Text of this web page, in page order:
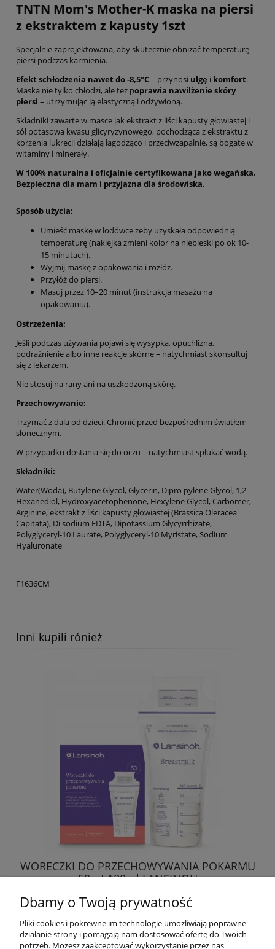
TNTN Mom's Mother-K maska na piersi
z ekstraktem z kapusty 1szt
Specjalnie zaprojektowana, aby skutecznie obniżać temperaturę
piersi podczas karmienia.
Efekt schłodzenia nawet do -8,5°C– przynosi ulgę i komfort.
Maska nie tylko chłodzi, ale też poprawia nawilżenie skóry
piersi – utrzymując ją elastyczną i odżywioną.
Składniki zawarte w masce jak ekstrakt z liści kapusty głowiastej i
sól potasowa kwasu glicyryzynowego, pochodząca z ekstraktu z
korzenia lukrecji działają łagodząco i przeciwzapalnie, są bogate w
witaminy i minerały.
W 100% naturalna i oficjalnie certyfikowana jako wegańska.
Bezpieczna dla mam i przyjazna dla środowiska.
Sposób użycia:
Umieść maskę w lodówce żeby uzyskała odpowiednią
temperaturę (naklejka zmieni kolor na niebieski po ok 10-
15 minutach).
Wyjmij maskę z opakowania i rozłóż.
Przyłóż do piersi.
Masuj przez 10–20 minut (instrukcja masażu na
opakowaniu).
Ostrzeżenia:
Jeśli podczas używania pojawi się wysypka, opuchlizna,
podrażnienie albo inne reakcje skórne – natychmiast skonsultuj
się z lekarzem.
Nie stosuj na rany ani na uszkodzoną skórę.
Przechowywanie:
Trzymać z dala od dzieci. Chronić przed bezpośrednim światłem
słonecznym.
W przypadku dostania się do oczu – natychmiast spłukać wodą.
Składniki:
Water(Woda), Butylene Glycol, Glycerin, Dipro pylene Glycol, 1,2-
Hexanediol, Hydroxyacetophenone, Hexylene Glycol, Carbomer,
Arginine, ekstrakt z liści kapusty głowiastej (Brassica Oleracea
Capitata), Di sodium EDTA, Dipotassium Glycyrrhizate,
Polyglyceryl-10 Laurate, Polyglyceryl-10 Myristate, Sodium
Hyaluronate
F1636CM
Inni kupili rónież
WORECZKI DO PRZECHOWYWANIA POKARMU
50szt 180ml LANSINOH
57,97 zł
DO KOSZYKA
Dbamy o Twoją prywatność
Pliki cookies i pokrewne im technologie umożliwiają poprawne
działanie strony i pomagają nam dostosować ofertę do Twoich
potrzeb. Możesz zaakceptować wykorzystanie przez nas